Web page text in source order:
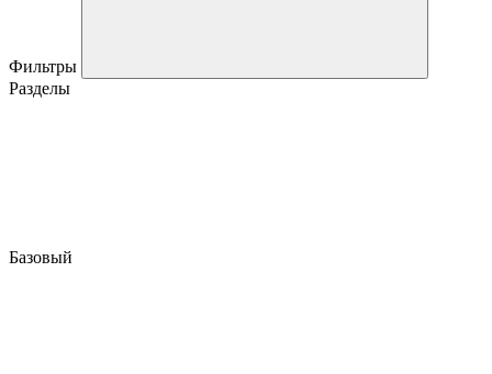
Фильтры
Разделы
Базовый